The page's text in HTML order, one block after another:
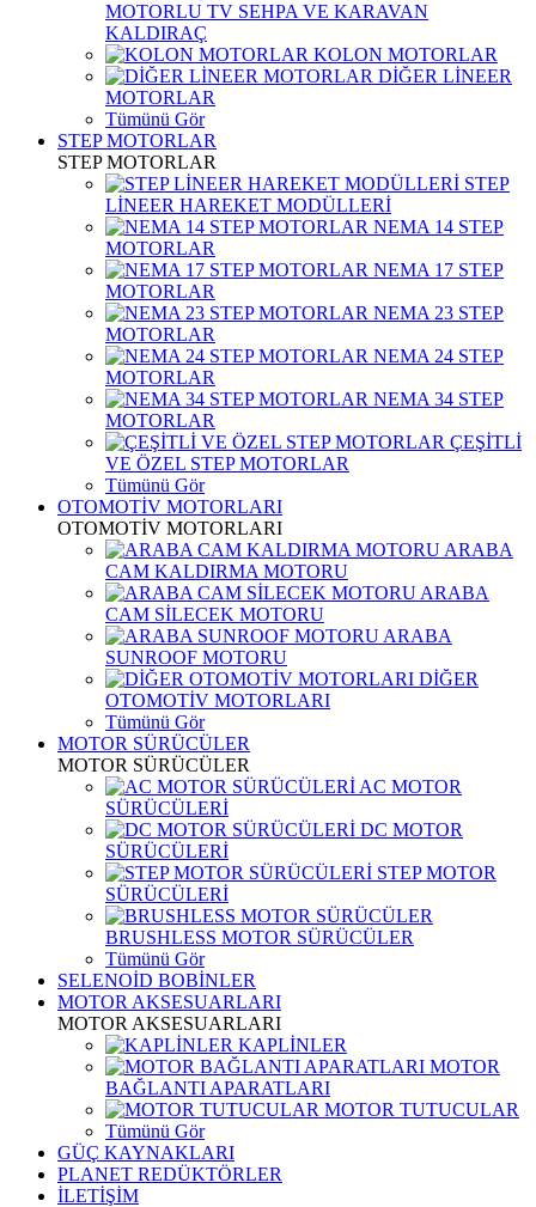
MOTORLU TV SEHPA VE KARAVAN
KALDIRAÇ
KOLON MOTORLAR
DİĞER LİNEER
MOTORLAR
Tümünü Gör
STEP MOTORLAR
STEP MOTORLAR
STEP
LİNEER HAREKET MODÜLLERİ
NEMA 14 STEP
MOTORLAR
NEMA 17 STEP
MOTORLAR
NEMA 23 STEP
MOTORLAR
NEMA 24 STEP
MOTORLAR
NEMA 34 STEP
MOTORLAR
ÇEŞİTLİ
VE ÖZEL STEP MOTORLAR
Tümünü Gör
OTOMOTİV MOTORLARI
OTOMOTİV MOTORLARI
ARABA
CAM KALDIRMA MOTORU
ARABA
CAM SİLECEK MOTORU
ARABA
SUNROOF MOTORU
DİĞER
OTOMOTİV MOTORLARI
Tümünü Gör
MOTOR SÜRÜCÜLER
MOTOR SÜRÜCÜLER
AC MOTOR
SÜRÜCÜLERİ
DC MOTOR
SÜRÜCÜLERİ
STEP MOTOR
SÜRÜCÜLERİ
BRUSHLESS MOTOR SÜRÜCÜLER
Tümünü Gör
SELENOİD BOBİNLER
MOTOR AKSESUARLARI
MOTOR AKSESUARLARI
KAPLİNLER
MOTOR
BAĞLANTI APARATLARI
MOTOR TUTUCULAR
Tümünü Gör
GÜÇ KAYNAKLARI
PLANET REDÜKTÖRLER
İLETİŞİM